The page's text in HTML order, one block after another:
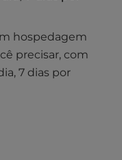
hospedagem
precisar, com
7 dias por